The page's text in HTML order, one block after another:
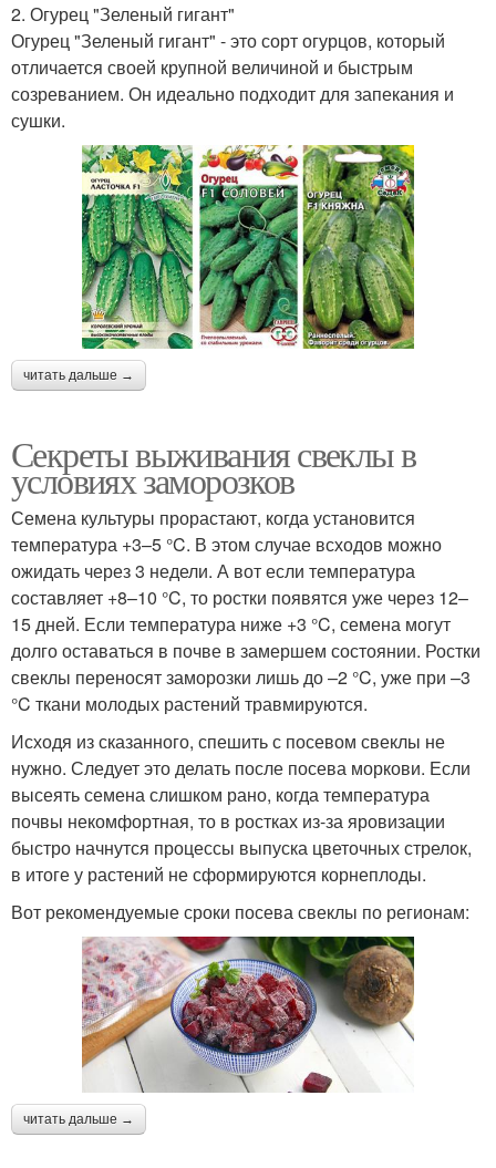
2. Огурец "Зеленый гигант"
Огурец "Зеленый гигант" - это сорт огурцов, который
отличается своей крупной величиной и быстрым
созреванием. Он идеально подходит для запекания и
сушки.
читать дальше →
Секреты выживания свеклы в
условиях заморозков
Семена культуры прорастают, когда установится
температура +3–5 °C. В этом случае всходов можно
ожидать через 3 недели. А вот если температура
составляет +8–10 °C, то ростки появятся уже через 12–
15 дней. Если температура ниже +3 °C, семена могут
долго оставаться в почве в замершем состоянии. Ростки
свеклы переносят заморозки лишь до –2 °C, уже при –3
°C ткани молодых растений травмируются.
Исходя из сказанного, спешить с посевом свеклы не
нужно. Следует это делать после посева моркови. Если
высеять семена слишком рано, когда температура
почвы некомфортная, то в ростках из-за яровизации
быстро начнутся процессы выпуска цветочных стрелок,
в итоге у растений не сформируются корнеплоды.
Вот рекомендуемые сроки посева свеклы по регионам:
читать дальше →